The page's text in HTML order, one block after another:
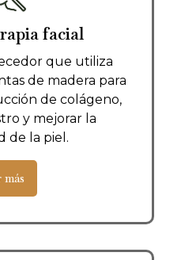
facial
que utiliza
de madera para
de colágeno,
y mejorar la
de la piel.
más